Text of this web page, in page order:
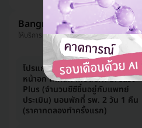
Bangmod Aesthetic Hospital
ให้บริการที่ จอมทอง
โปรแกรม Motiva Round เสริม
หน้าอก เทคนิค Modern Breast
Plus (จำนวนซีซีขึ้นอยู่กับแพทย์
ประเมิน) นอนพักที่ รพ. 2 วัน 1 คืน
(ราคาทดลองทำครั้งแรก)